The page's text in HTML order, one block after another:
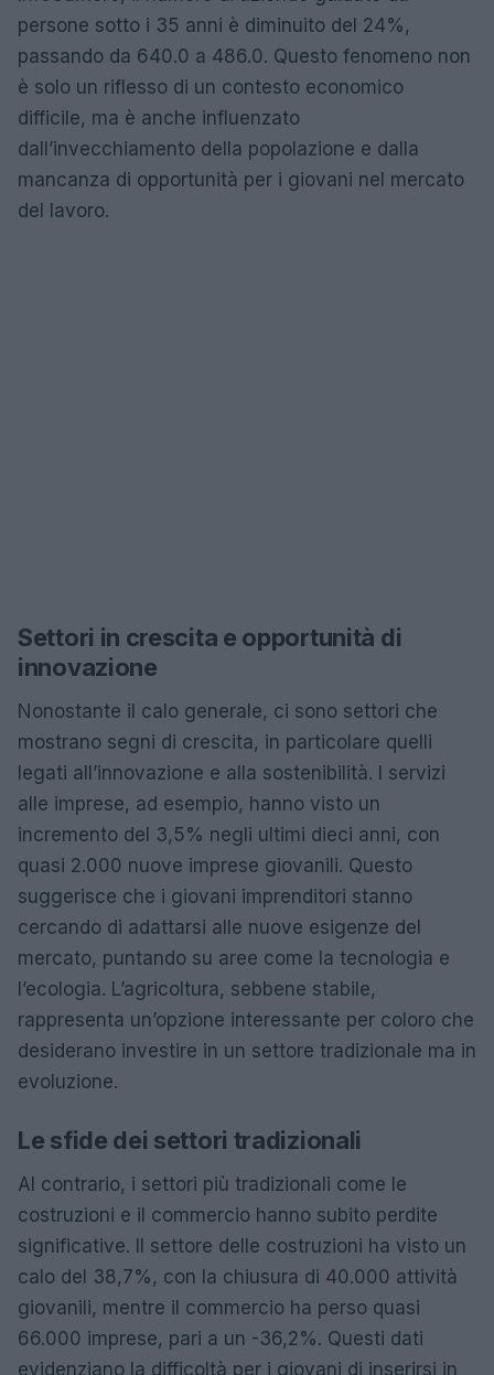
persone sotto i 35 anni è diminuito del 24%,
passando da 640.0 a 486.0. Questo fenomeno non
è solo un riflesso di un contesto economico
difficile, ma è anche influenzato
dall’invecchiamento della popolazione e dalla
mancanza di opportunità per i giovani nel mercato
del lavoro.
Settori in crescita e opportunità di
innovazione
Nonostante il calo generale, ci sono settori che
mostrano segni di crescita, in particolare quelli
legati all’innovazione e alla sostenibilità. I servizi
alle imprese, ad esempio, hanno visto un
incremento del 3,5% negli ultimi dieci anni, con
quasi 2.000 nuove imprese giovanili. Questo
suggerisce che i giovani imprenditori stanno
cercando di adattarsi alle nuove esigenze del
mercato, puntando su aree come la tecnologia e
l’ecologia. L’agricoltura, sebbene stabile,
rappresenta un’opzione interessante per coloro che
desiderano investire in un settore tradizionale ma in
evoluzione.
Le sfide dei settori tradizionali
Al contrario, i settori più tradizionali come le
costruzioni e il commercio hanno subito perdite
significative. Il settore delle costruzioni ha visto un
calo del 38,7%, con la chiusura di 40.000 attività
giovanili, mentre il commercio ha perso quasi
66.000 imprese, pari a un -36,2%. Questi dati
evidenziano la difficoltà per i giovani di inserirsi in